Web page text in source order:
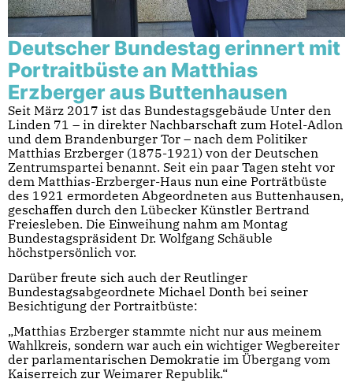
Deutscher Bundestag erinnert mit
Portraitbüste an Matthias
Erzberger aus Buttenhausen
Seit März 2017 ist das Bundestagsgebäude Unter den
Linden 71 – in direkter Nachbarschaft zum Hotel-Adlon
und dem Brandenburger Tor – nach dem Politiker
Matthias Erzberger (1875-1921) von der Deutschen
Zentrumspartei benannt. Seit ein paar Tagen steht vor
dem Matthias-Erzberger-Haus nun eine Porträtbüste
des 1921 ermordeten Abgeordneten aus Buttenhausen,
geschaffen durch den Lübecker Künstler Bertrand
Freiesleben. Die Einweihung nahm am Montag
Bundestagspräsident Dr. Wolfgang Schäuble
höchstpersönlich vor.
Darüber freute sich auch der Reutlinger
Bundestagsabgeordnete Michael Donth bei seiner
Besichtigung der Portraitbüste:
„Matthias Erzberger stammte nicht nur aus meinem
Wahlkreis, sondern war auch ein wichtiger Wegbereiter
der parlamentarischen Demokratie im Übergang vom
Kaiserreich zur Weimarer Republik.“